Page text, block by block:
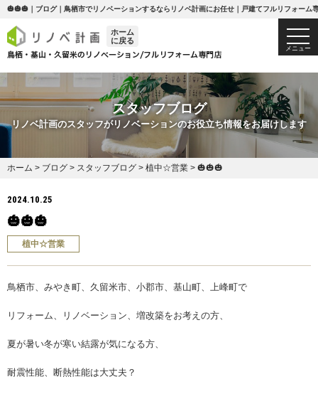
🎃🎃🎃｜ブログ｜鳥栖市でリノベーションするならリノベ計画にお任せ｜戸建てフルリフォーム
ホーム
に戻る
メニュー
スタッフブログ
リノベ計画のスタッフがリノベーションのお役立ち情報をお届けします
ホーム > ブログ > スタッフブログ > 植中☆営業 > 🎃🎃🎃
2024.10.25
🎃🎃🎃
植中☆営業
鳥栖市、みやき町、久留米市、小郡市、基山町、上峰町で
リフォーム、リノベーション、増改築をお考えの方、
夏が暑い冬が寒い結露が気になる方、
耐震性能、断熱性能は大丈夫？